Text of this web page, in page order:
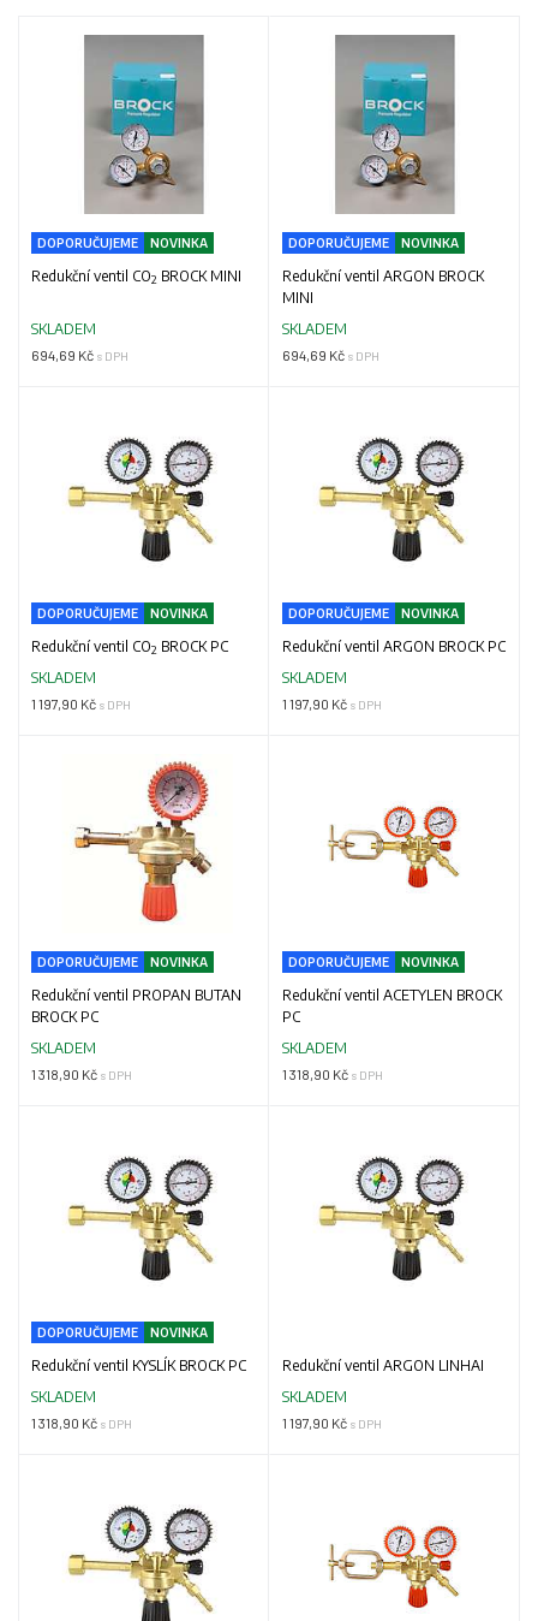
DOPORUČUJEME NOVINKA
Redukční ventil CO2 BROCK MINI
SKLADEM
694,69 Kč s DPH
DOPORUČUJEME NOVINKA
Redukční ventil ARGON BROCK
MINI
SKLADEM
694,69 Kč s DPH
DOPORUČUJEME NOVINKA
Redukční ventil CO2 BROCK PC
SKLADEM
1 197,90 Kč s DPH
DOPORUČUJEME NOVINKA
Redukční ventil ARGON BROCK PC
SKLADEM
1 197,90 Kč s DPH
DOPORUČUJEME NOVINKA
Redukční ventil PROPAN BUTAN
BROCK PC
SKLADEM
1 318,90 Kč s DPH
DOPORUČUJEME NOVINKA
Redukční ventil ACETYLEN BROCK
PC
SKLADEM
1 318,90 Kč s DPH
DOPORUČUJEME NOVINKA
Redukční ventil KYSLÍK BROCK PC
SKLADEM
1 318,90 Kč s DPH
Redukční ventil ARGON LINHAI
SKLADEM
1 197,90 Kč s DPH